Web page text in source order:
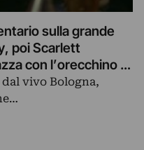
sulla grande
poi Scarlett
con l’orecchino di
vivo Bologna,